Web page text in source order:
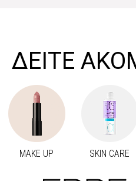
ΔΕΙΤΕ
MAKE UP SKIN CARE